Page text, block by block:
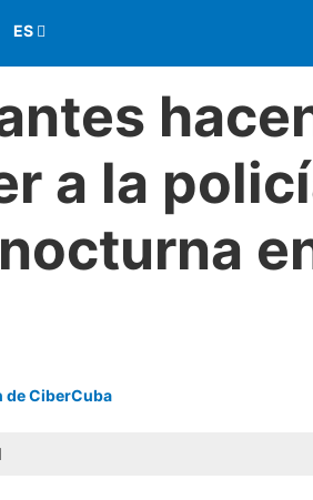
a la
de CiberCuba